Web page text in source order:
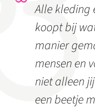
Alle kleding
koopt bij
manier
mensen en
niet alleen
een beetje